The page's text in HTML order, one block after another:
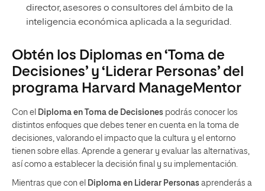
director, asesores o consultores del ámbito de la
inteligencia económica aplicada a la seguridad.
Obtén los Diplomas en ‘Toma de
Decisiones’ y ‘Liderar Personas’ del
programa Harvard ManageMentor
Con el Diploma en Toma de Decisiones podrás conocer los
distintos enfoques que debes tener en cuenta en la toma de
decisiones, valorando el impacto que la cultura y el entorno
tienen sobre ellas. Aprende a generar y evaluar las alternativas,
así como a establecer la decisión final y su implementación.
Mientras que con el Diploma en Liderar Personas aprenderás a